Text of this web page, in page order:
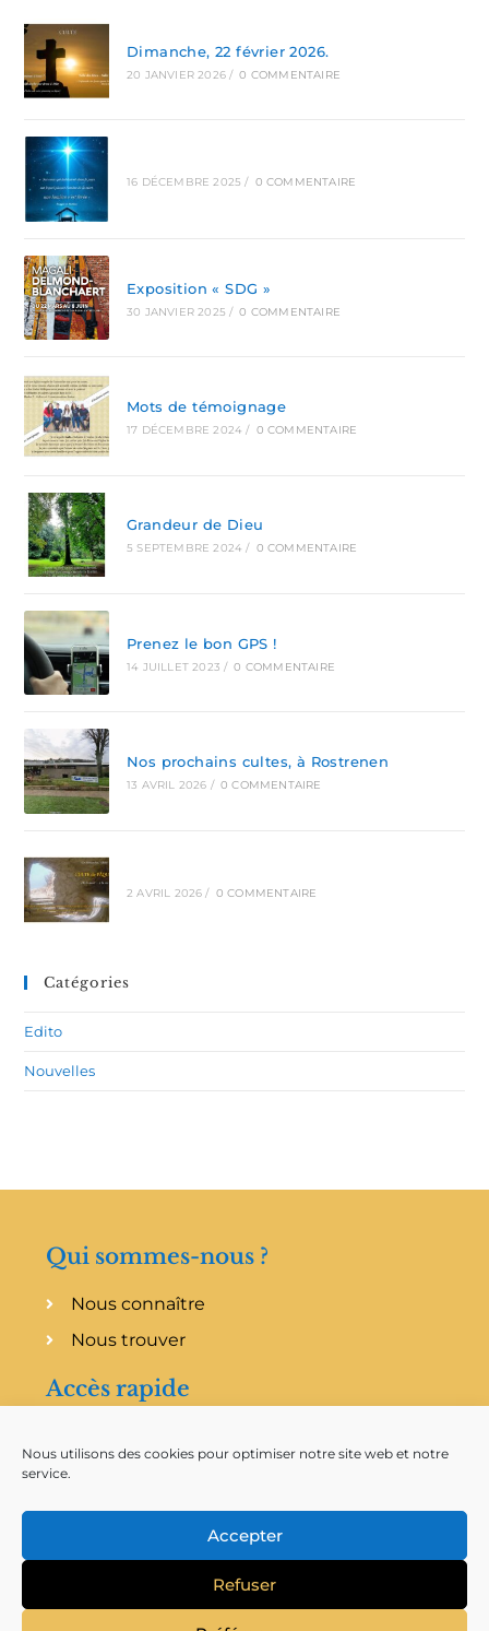
Nous utilisons des cookies pour optimiser notre site web et notre
service.
Accepter
Refuser
Dimanche, 22 février 2026.
20 JANVIER 2026 / 0 COMMENTAIRE
16 DÉCEMBRE 2025 / 0 COMMENTAIRE
Exposition « SDG »
30 JANVIER 2025 / 0 COMMENTAIRE
Mots de témoignage
17 DÉCEMBRE 2024 / 0 COMMENTAIRE
Grandeur de Dieu
5 SEPTEMBRE 2024 / 0 COMMENTAIRE
Prenez le bon GPS !
14 JUILLET 2023 / 0 COMMENTAIRE
Nos prochains cultes, à Rostrenen
13 AVRIL 2026 / 0 COMMENTAIRE
2 AVRIL 2026 / 0 COMMENTAIRE
Catégories
Edito
Nouvelles
Qui sommes-nous ?
Nous connaître
Nous trouver
Accès rapide